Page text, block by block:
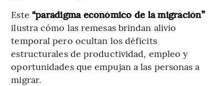
Este “paradigma económico de la migración”
ilustra cómo las remesas brindan alivio
temporal pero ocultan los déficits
estructurales de productividad, empleo y
oportunidades que empujan a las personas a
migrar.